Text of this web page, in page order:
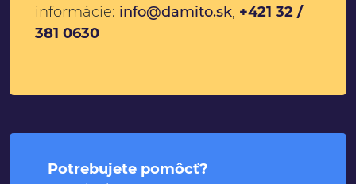
informácie: info@damito.sk, +421 32 /
381 0630
Potrebujete pomôcť?